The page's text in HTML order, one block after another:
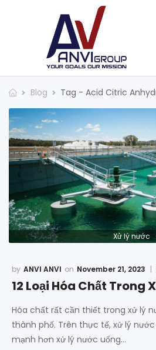
Blog Tag - Acid Citric
Xử lý nước
ANVI ANVI November 21, 2023
12 Loại Hóa Chất Trong
Hóa chất rất cần thiết trong xử lý
thành phố. Trên thực tế, xử lý
mạnh hơn xử lý nước uống…